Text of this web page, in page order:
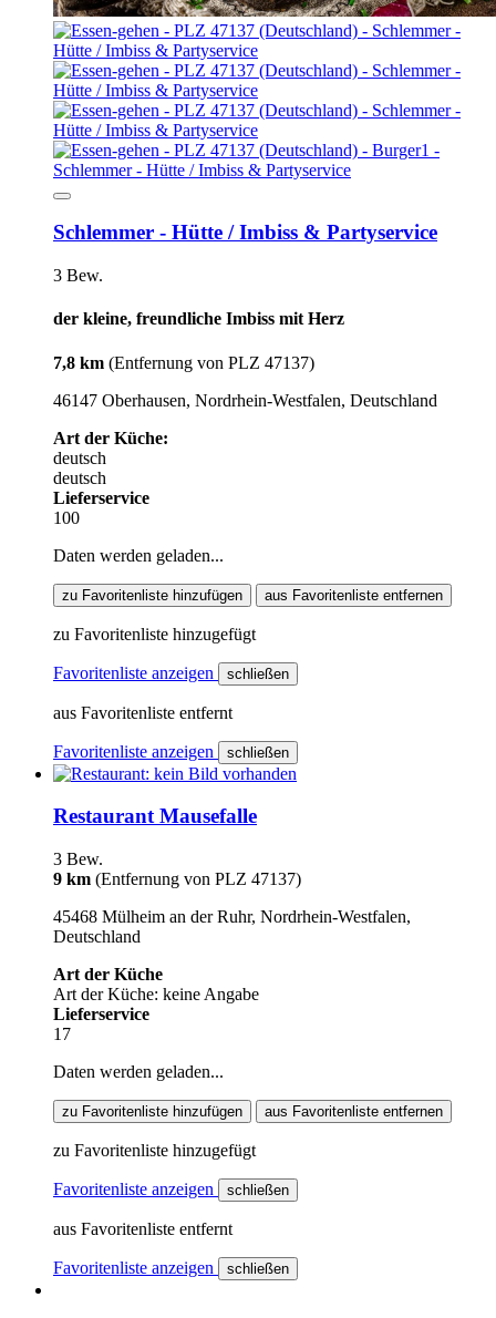
Schlemmer - Hütte / Imbiss & Partyservice
3 Bew.
der kleine, freundliche Imbiss mit Herz
7,8 km (Entfernung von PLZ 47137)
46147 Oberhausen, Nordrhein-Westfalen, Deutschland
Art der Küche:
deutsch
deutsch
Lieferservice
100
Daten werden geladen...
zu Favoritenliste hinzufügen aus Favoritenliste entfernen
zu Favoritenliste hinzugefügt
Favoritenliste anzeigen schließen
aus Favoritenliste entfernt
Favoritenliste anzeigen schließen
Restaurant Mausefalle
3 Bew.
9 km (Entfernung von PLZ 47137)
45468 Mülheim an der Ruhr, Nordrhein-Westfalen,
Deutschland
Art der Küche
Art der Küche: keine Angabe
Lieferservice
17
Daten werden geladen...
zu Favoritenliste hinzufügen aus Favoritenliste entfernen
zu Favoritenliste hinzugefügt
Favoritenliste anzeigen schließen
aus Favoritenliste entfernt
Favoritenliste anzeigen schließen